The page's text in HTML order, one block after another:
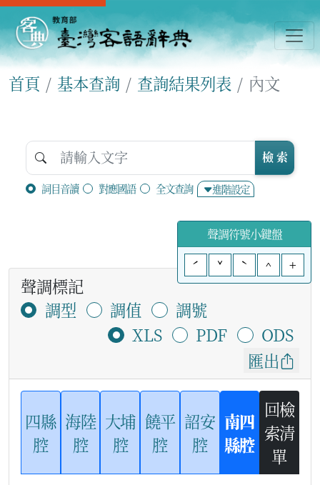
首頁 基本查詢 查詢結果列表 內文
詞目音讀 對應國語 全文查詢 進階設定
檢 索
聲調符號小鍵盤
ˊ
ˇ ˋ ^ +
聲調標記
調型
調值
調號
XLS
PDF
ODS
匯出
四縣
腔
海陸
腔
大埔
腔
饒平
腔
詔安
腔
南四
縣腔
回檢
索清
單